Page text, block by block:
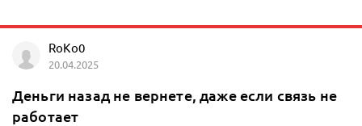
RoKo0
20.04.2025
Деньги назад не вернете, даже если связь не
работает